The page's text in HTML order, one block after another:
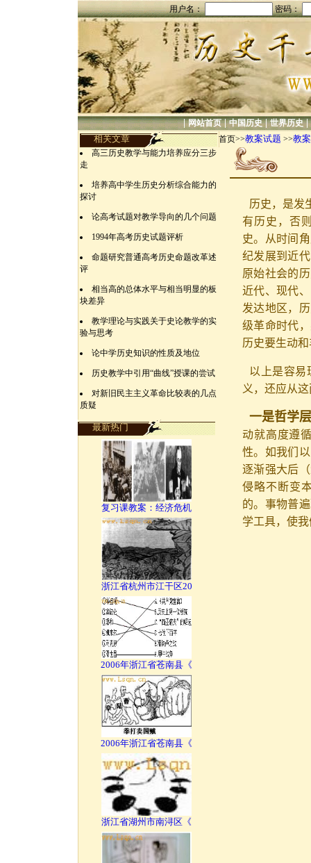
用户名： 密码：
|网站首页|中国历史|世界历史|
相关文章 首页>>教案试题 >>教
高三历史教学与能力培养应分三步
走
培养高中学生历史分析综合能力的
探讨
论高考试题对教学导向的几个问题
1994年高考历史试题评析
命题研究普通高考历史命题改革述
评
相当高的总体水平与相当明显的板
块差异
教学理论与实践关于史论教学的实
验与思考
论中学历史知识的性质及地位
历史教学中引用“曲线”授课的尝试
对新旧民主主义革命比较表的几点
质疑
最新热门
复习课教案：经济危机
浙江省杭州市江干区20
2006年浙江省苍南县《
2006年浙江省苍南县《
浙江省湖州市南浔区《
历史，是发
有历史，否
史。从时间
纪发展到近
原始社会的
近代、现代
发达地区，
级革命时代
历史要生动
以上是容易
义，还应从
一是哲学
动就高度遵
性。如我们
逐渐强大后
侵略不断变
的。事物普
学工具，使